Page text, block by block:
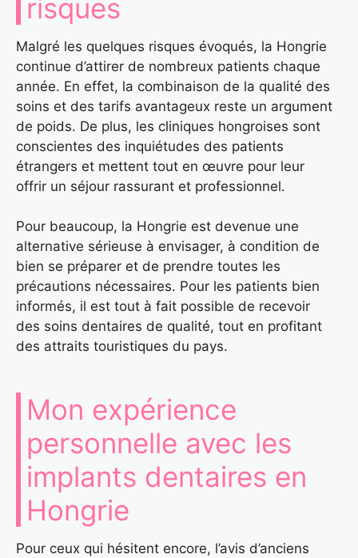
risques
Malgré les quelques risques évoqués, la Hongrie
continue d’attirer de nombreux patients chaque
année. En effet, la combinaison de la qualité des
soins et des tarifs avantageux reste un argument
de poids. De plus, les cliniques hongroises sont
conscientes des inquiétudes des patients
étrangers et mettent tout en œuvre pour leur
offrir un séjour rassurant et professionnel.
Pour beaucoup, la Hongrie est devenue une
alternative sérieuse à envisager, à condition de
bien se préparer et de prendre toutes les
précautions nécessaires. Pour les patients bien
informés, il est tout à fait possible de recevoir
des soins dentaires de qualité, tout en profitant
des attraits touristiques du pays.
Mon expérience
personnelle avec les
implants dentaires en
Hongrie
Pour ceux qui hésitent encore, l’avis d’anciens